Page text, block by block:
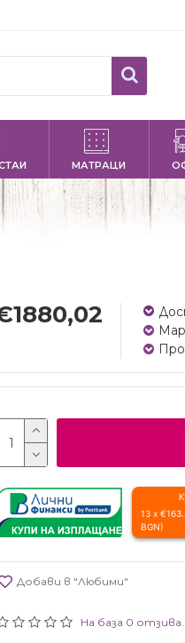
МАТРАЦИ
На база 0 отзива.
13 x
BGN)
Добави в "Любими"